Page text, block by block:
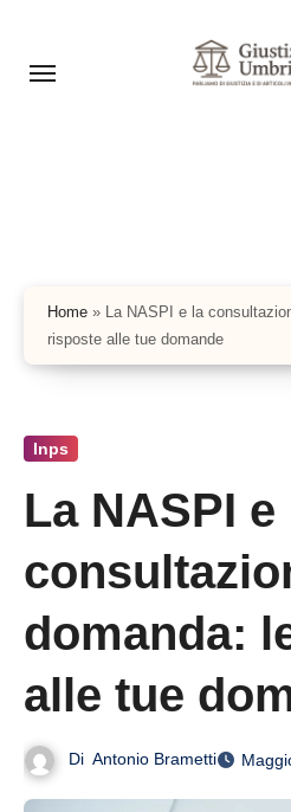
contenuto
Home » La NASPI e la
risposte alle tue domande
Inps
La NASPI e
domanda:
alle tue
Di Antonio Brametti